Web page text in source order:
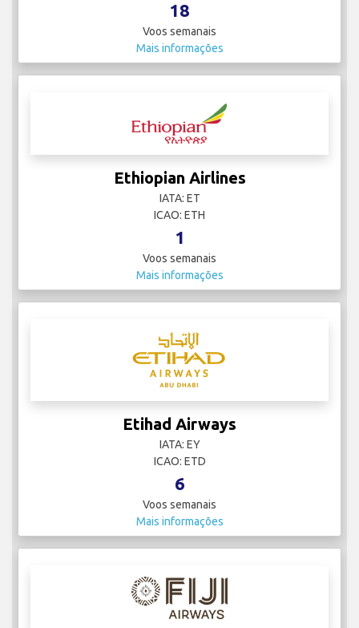
18
Voos semanais
Mais informações
Ethiopian Airlines
IATA: ET
ICAO: ETH
1
Voos semanais
Mais informações
Etihad Airways
IATA: EY
ICAO: ETD
6
Voos semanais
Mais informações